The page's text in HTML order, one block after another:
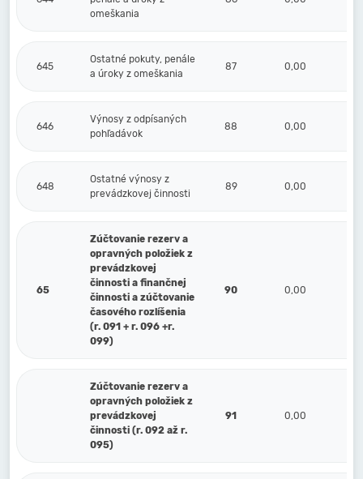
omeškania
645
Ostatné pokuty, penále
a úroky z omeškania
87 0,00
646
Výnosy z odpísaných
pohľadávok
88 0,00
648
Ostatné výnosy z
prevádzkovej činnosti
89 0,00
65
Zúčtovanie rezerv a
opravných položiek z
prevádzkovej
činnosti a finančnej
činnosti a zúčtovanie
časového rozlíšenia
(r. 091 + r. 096 +r.
099)
90 0,00
Zúčtovanie rezerv a
opravných položiek z
prevádzkovej
činnosti (r. 092 až r.
095)
91 0,00